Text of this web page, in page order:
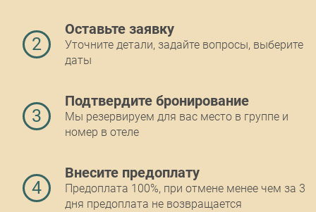
2
Оставьте заявку
Уточните детали, задайте вопросы, выберите
даты
3
Подтвердите бронирование
Мы резервируем для вас место в группе и
номер в отеле
4
Внесите предоплату
Предоплата 100%, при отмене менее чем за 3
дня предоплата не возвращается